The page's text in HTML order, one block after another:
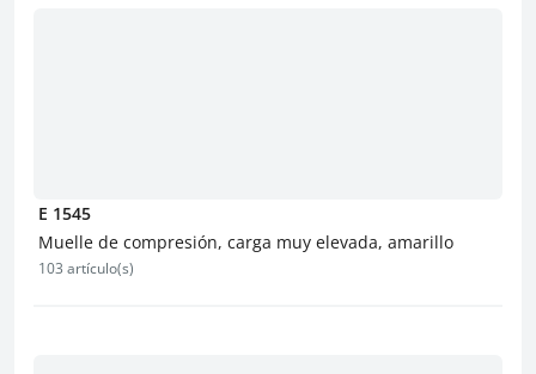
E 1545
Muelle de compresión, carga muy elevada, amarillo
103 artículo(s)